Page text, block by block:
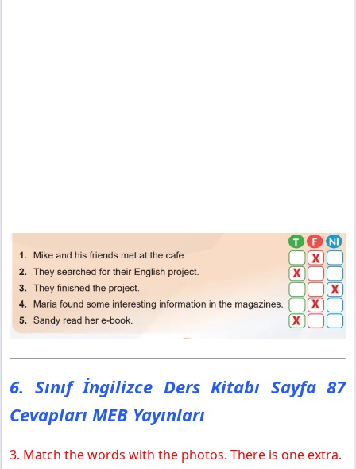
6. Sınıf İngilizce Ders Kitabı Sayfa 87
Cevapları MEB Yayınları
3. Match the words with the photos. There is one extra.